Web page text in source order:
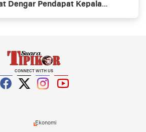
Dengar Pendapat Kepala
Kalimantan Utara
CONNECT WITH US
Ekonomi